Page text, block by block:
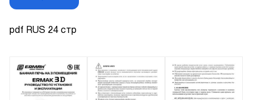
pdf RUS 24 стр